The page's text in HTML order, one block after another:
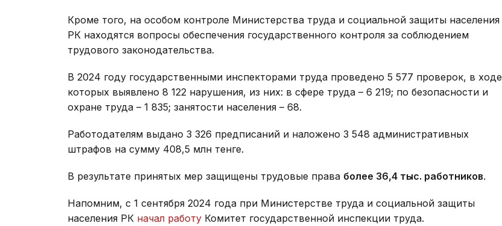
Кроме того, на особом контроле Министерства труда и социальной защиты населения
РК находятся вопросы обеспечения государственного контроля за соблюдением
трудового законодательства.
В 2024 году государственными инспекторами труда проведено 5 577 проверок, в ходе
которых выявлено 8 122 нарушения, из них: в сфере труда – 6 219; по безопасности и
охране труда – 1 835; занятости населения – 68.
Работодателям выдано 3 326 предписаний и наложено 3 548 административных
штрафов на сумму 408,5 млн тенге.
В результате принятых мер защищены трудовые права более 36,4 тыс. работников.
Напомним, с 1 сентября 2024 года при Министерстве труда и социальной защиты
населения РК начал работу Комитет государственной инспекции труда.